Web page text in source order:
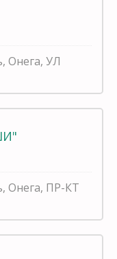
Онега, УЛ
Онега, ПР-КТ